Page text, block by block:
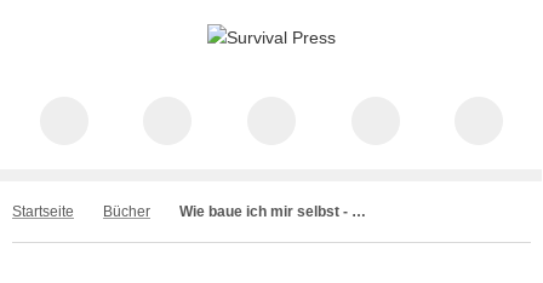
Startseite Bücher Wie baue ich mir selbst - Bd. 102 Naturholzarbeiten